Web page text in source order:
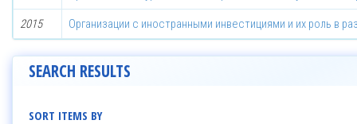
2015 Организации с иностранными инвестициями и их роль в
SEARCH RESULTS
SORT ITEMS BY